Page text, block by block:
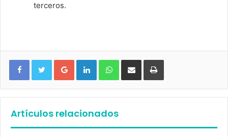
terceros.
Google+ LinkedIn WhatsApp
Artículos relacionados